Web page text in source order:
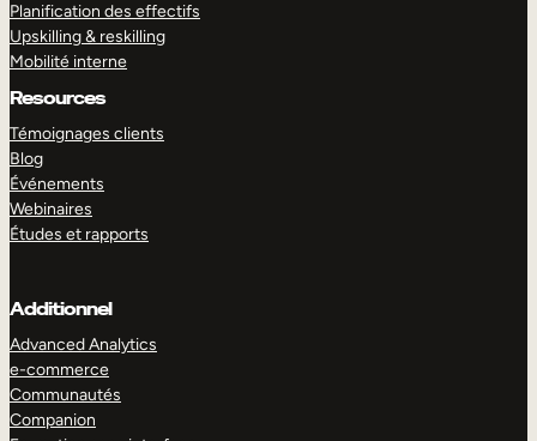
Planification des effectifs
Upskilling & reskilling
Mobilité interne
Resources
Témoignages clients
Blog
Événements
Webinaires
Études et rapports
Additionnel
Advanced Analytics
e-commerce
Communautés
Companion